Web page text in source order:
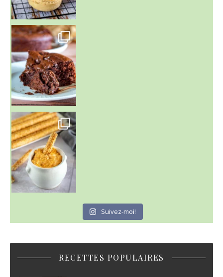
~ GÂTEAU FONDANT CHOCO NOISETTE ~
C'est lundi
Suivez-moi!
RECETTES POPULAIRES